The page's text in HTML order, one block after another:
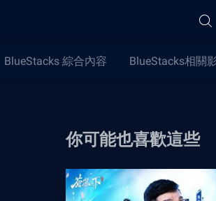
BlueStacks 綜合內容 BlueStacks相關
你可能也喜歡這些